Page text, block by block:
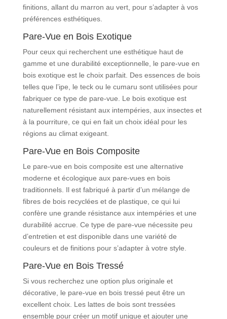
finitions, allant du marron au vert, pour s’adapter à vos
préférences esthétiques.
Pare-Vue en Bois Exotique
Pour ceux qui recherchent une esthétique haut de
gamme et une durabilité exceptionnelle, le pare-vue en
bois exotique est le choix parfait. Des essences de bois
telles que l’ipe, le teck ou le cumaru sont utilisées pour
fabriquer ce type de pare-vue. Le bois exotique est
naturellement résistant aux intempéries, aux insectes et
à la pourriture, ce qui en fait un choix idéal pour les
régions au climat exigeant.
Pare-Vue en Bois Composite
Le pare-vue en bois composite est une alternative
moderne et écologique aux pare-vues en bois
traditionnels. Il est fabriqué à partir d’un mélange de
fibres de bois recyclées et de plastique, ce qui lui
confère une grande résistance aux intempéries et une
durabilité accrue. Ce type de pare-vue nécessite peu
d’entretien et est disponible dans une variété de
couleurs et de finitions pour s’adapter à votre style.
Pare-Vue en Bois Tressé
Si vous recherchez une option plus originale et
décorative, le pare-vue en bois tressé peut être un
excellent choix. Les lattes de bois sont tressées
ensemble pour créer un motif unique et ajouter une